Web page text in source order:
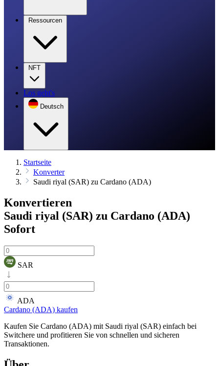
Ressourcen
NFT
Los geht's
Deutsch
Startseite
Konverter
Saudi riyal (SAR) zu Cardano (ADA)
Konvertieren
Saudi riyal (SAR) zu Cardano (ADA)
Sofort
SAR
ADA
Cardano (ADA) kaufen
Kaufen Sie Cardano (ADA) mit Saudi riyal (SAR) einfach bei
Switchere und profitieren Sie von schnellen und sicheren
Transaktionen.